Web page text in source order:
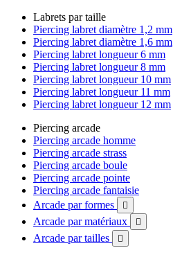
Labrets par taille
Piercing labret diamètre 1,2 mm
Piercing labret diamètre 1,6 mm
Piercing labret longueur 6 mm
Piercing labret longueur 8 mm
Piercing labret longueur 10 mm
Piercing labret longueur 11 mm
Piercing labret longueur 12 mm
Piercing arcade
Piercing arcade homme
Piercing arcade strass
Piercing arcade boule
Piercing arcade pointe
Piercing arcade fantaisie
Arcade par formes

Arcade par matériaux 
Arcade par tailles 